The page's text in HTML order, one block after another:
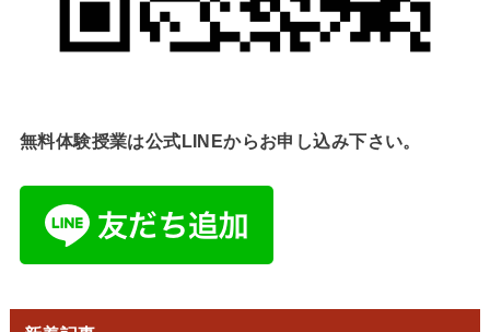
無料体験授業は公式LINEからお申し込み下さい。